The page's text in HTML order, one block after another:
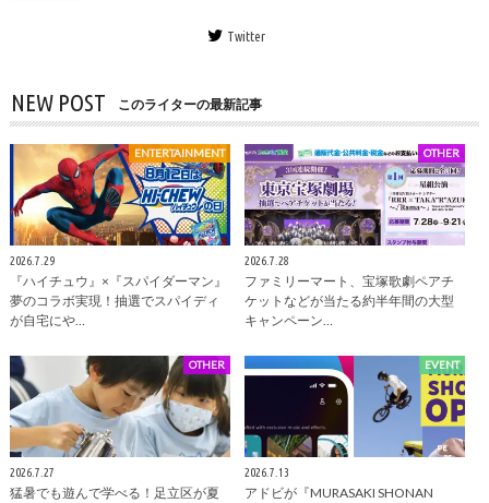
Twitter
NEW POST このライターの最新記事
ENTERTAINMENT
2026.7.29
『ハイチュウ』×『スパイダーマン』
夢のコラボ実現！抽選でスパイディ
が自宅にや…
OTHER
2026.7.28
ファミリーマート、宝塚歌劇ペアチ
ケットなどが当たる約半年間の大型
キャンペーン…
OTHER
2026.7.27
猛暑でも遊んで学べる！足立区が夏
EVENT
2026.7.13
アドビが『MURASAKI SHONAN